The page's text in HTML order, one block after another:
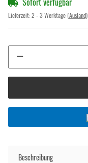
Lieferzeit:2 - 3 Werktage (Ausland)
Beschreibung